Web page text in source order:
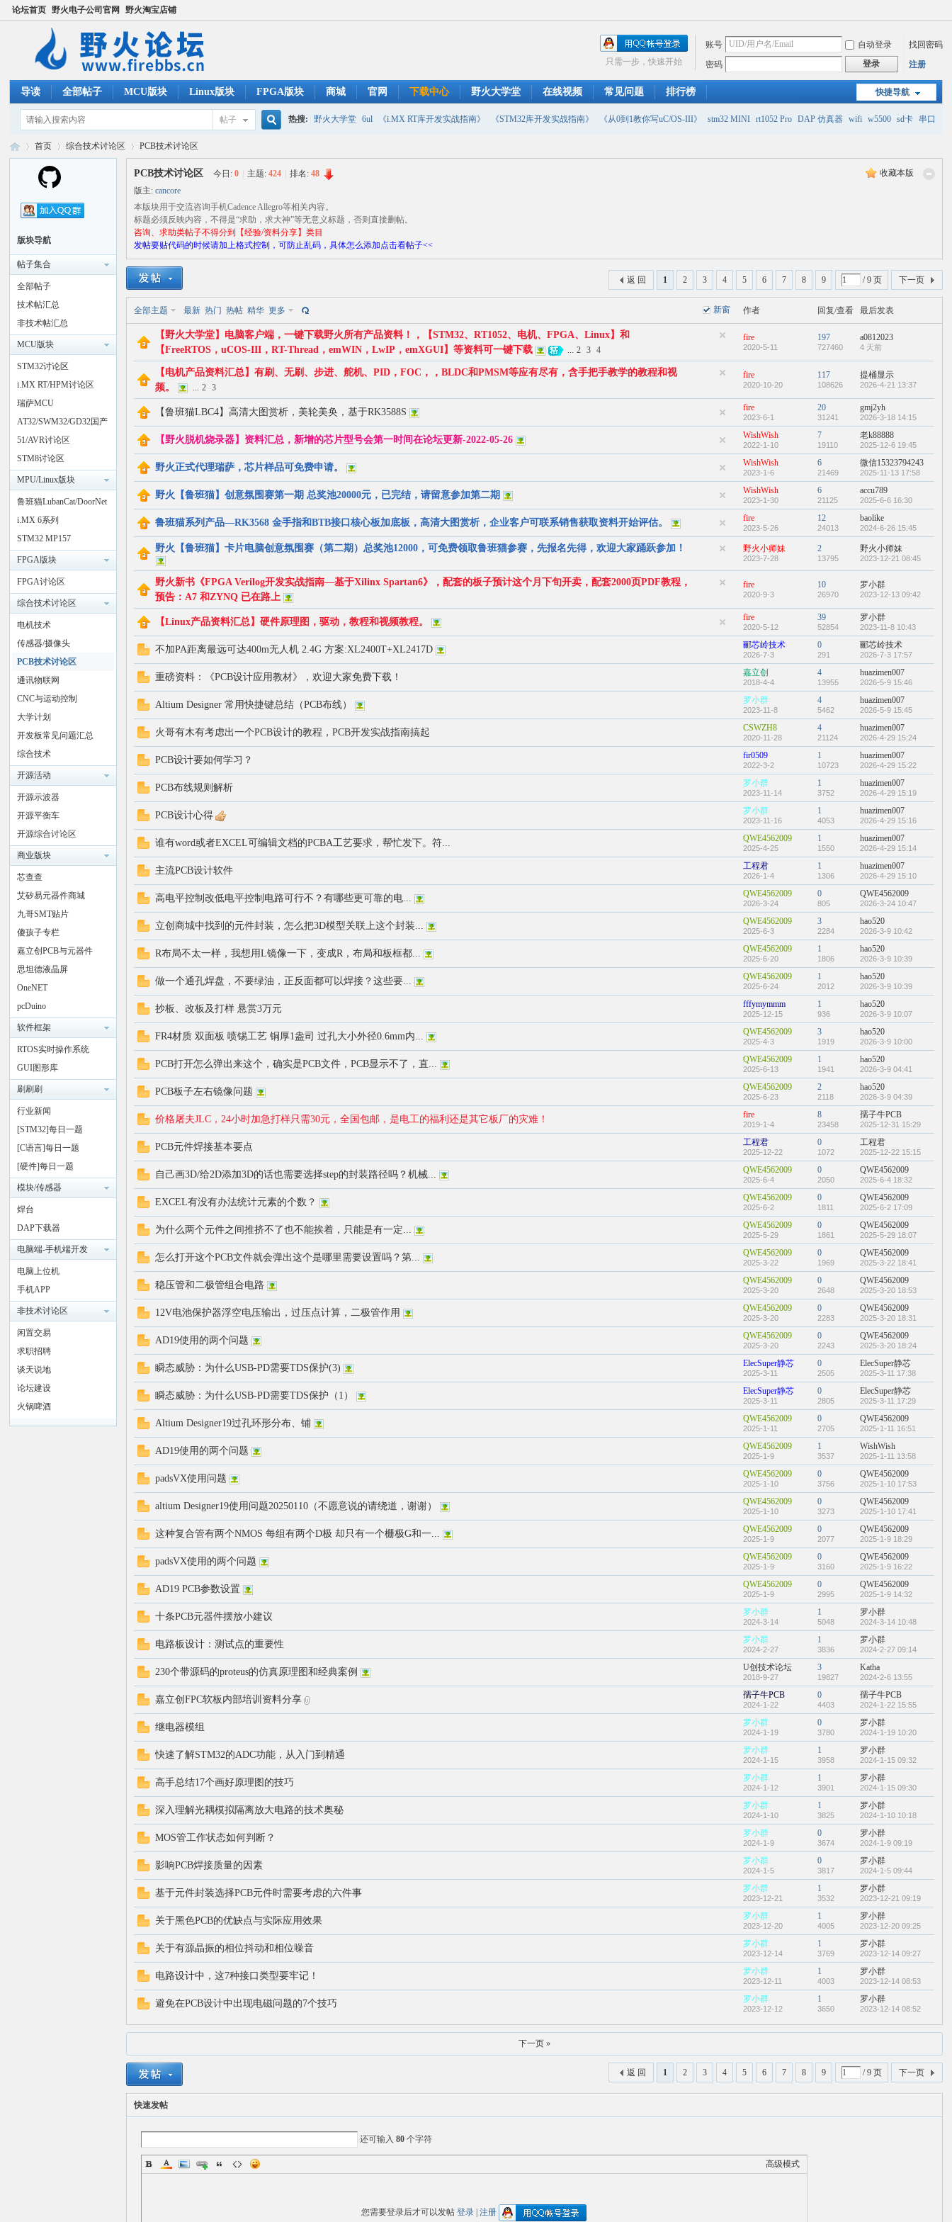
论坛首页 野火电子公司官网 野火淘宝店铺
账号 自动登录
找回密码
密码
登录 注册
只需一步，快速开始
快捷导航
导读 全部帖子 MCU版块 Linux版块 FPGA版块 商城 官网 下载中心 野火大学堂 在线视频 常见问题 排行榜
帖子
索
热搜: 野火大学堂 6ul 《i.MX RT库开发实战指南》 《STM32库开发实战指南》 《从0到1教你写uC/OS-III》 stm32 MINI rt1052 Pro DAP 仿真器 wifi w5500 sd卡 串口
火
电
论
坛
»
首页
›
综合技术讨论区 PCB技术讨论区
版块导航
帖子集合
全部帖子
技术帖汇总
非技术帖汇总
MCU版块
STM32讨论区
i.MX RT/HPM讨论区
瑞萨MCU
AT32/SWM32/GD32国产
32讨论区
51/AVR讨论区
STM8讨论区
MPU/Linux版块
鲁班猫LubanCat/DoorNet
i.MX 6系列
STM32 MP157
FPGA版块
FPGA讨论区
综合技术讨论区
电机技术
传感器/摄像头
PCB技术讨论区
通讯物联网
CNC与运动控制
大学计划
开发板常见问题汇总
综合技术
开源活动
开源示波器
开源平衡车
开源综合讨论区
商业版块
芯查查
艾矽易元器件商城
九哥SMT贴片
傻孩子专栏
嘉立创PCB与元器件
思坦德液晶屏
OneNET
pcDuino
软件框架
RTOS实时操作系统
GUI图形库
刷刷刷
行业新闻
[STM32]每日一题
[C语言]每日一题
[硬件]每日一题
模块/传感器
焊台
DAP下载器
电脑端-手机端开发
电脑上位机
手机APP
非技术讨论区
闲置交易
求职招聘
谈天说地
论坛建设
火锅啤酒
收藏本版
PCB技术讨论区 今日:0 主题:424 排名:48
版主:cancore
本版块用于交流咨询手机Cadence Allegro等相关内容。
标题必须反映内容，不得是“求助，求大神”等无意义标题，否则直接删帖。
咨询、求助类帖子不得分到【经验/资料分享】类目
发帖要贴代码的时候请加上格式控制，可防止乱码，具体怎么添加点击看帖子<<
1 2 3 4 5 6 7 8 9 / 9 页 下一页
返 回
新窗
全部主题 最新 热门 热帖 精华 更多 作者 回复/查看 最后发表
【野火大学堂】电脑客户端，一键下载野火所有产品资料！，【STM32、RT1052、电机、FPGA、Linux】和
【FreeRTOS，uCOS-III，RT-Thread，emWIN，LwIP，emXGUI】等资料可一键下载
... 2 3 4
fire
2020-5-11
197
727460
a0812023
4 天前
【电机产品资料汇总】有刷、无刷、步进、舵机、PID，FOC，，BLDC和PMSM等应有尽有，含手把手教学的教程和视
频。
... 2 3
fire
2020-10-20
117
108626
提桶显示
2026-4-21 13:37
【鲁班猫LBC4】高清大图赏析，美轮美奂，基于RK3588S fire
2023-6-1
20
31241
gmj2yh
2026-3-18 14:15
【野火脱机烧录器】资料汇总，新增的芯片型号会第一时间在论坛更新-2022-05-26 WishWish
2022-1-10
7
19110
老k88888
2025-12-6 19:45
野火正式代理瑞萨，芯片样品可免费申请。 WishWish
2023-1-6
6
21469
微信15323794243
2025-11-13 17:58
野火【鲁班猫】创意氛围赛第一期 总奖池20000元，已完结，请留意参加第二期 WishWish
2023-1-30
6
21125
accu789
2025-6-6 16:30
鲁班猫系列产品—RK3568 金手指和BTB接口核心板加底板，高清大图赏析，企业客户可联系销售获取资料开始评估。 fire
2023-5-26
12
24013
baolike
2024-6-26 15:45
野火【鲁班猫】卡片电脑创意氛围赛（第二期）总奖池12000，可免费领取鲁班猫参赛，先报名先得，欢迎大家踊跃参加！ 野火小师妹
2023-7-28
2
13795
野火小师妹
2023-12-21 08:45
野火新书《FPGA Verilog开发实战指南—基于Xilinx Spartan6》，配套的板子预计这个月下旬开卖，配套2000页PDF教程，
预告：A7 和ZYNQ 已在路上
fire
2020-9-3
10
26970
罗小群
2023-12-13 09:42
【Linux产品资料汇总】硬件原理图，驱动，教程和视频教程。 fire
2020-5-12
39
52854
罗小群
2023-11-8 10:43
不加PA距离最远可达400m无人机 2.4G 方案:XL2400T+XL2417D 郦芯岭技术
2026-7-3
0
291
郦芯岭技术
2026-7-3 17:57
重磅资料：《PCB设计应用教材》，欢迎大家免费下载！ 嘉立创
2018-4-4
4
13955
huazimen007
2026-5-9 15:46
Altium Designer 常用快捷键总结（PCB布线） 罗小群
2023-11-8
4
5462
huazimen007
2026-5-9 15:45
火哥有木有考虑出一个PCB设计的教程，PCB开发实战指南搞起 CSWZH8
2020-11-28
4
21124
huazimen007
2026-4-29 15:24
PCB设计要如何学习？ fir0509
2022-3-2
1
10723
huazimen007
2026-4-29 15:22
PCB布线规则解析 罗小群
2023-11-14
1
3752
huazimen007
2026-4-29 15:19
PCB设计心得 罗小群
2023-11-16
1
4053
huazimen007
2026-4-29 15:16
谁有word或者EXCEL可编辑文档的PCBA工艺要求，帮忙发下。符... QWE4562009
2025-4-25
1
1550
huazimen007
2026-4-29 15:14
主流PCB设计软件 工程君
2026-1-4
1
1306
huazimen007
2026-4-29 15:10
高电平控制改低电平控制电路可行不？有哪些更可靠的电... QWE4562009
2026-3-24
0
805
QWE4562009
2026-3-24 10:47
立创商城中找到的元件封装，怎么把3D模型关联上这个封装... QWE4562009
2025-6-3
3
2284
hao520
2026-3-9 10:42
R布局不太一样，我想用L镜像一下，变成R，布局和板框都... QWE4562009
2025-6-20
1
1806
hao520
2026-3-9 10:39
做一个通孔焊盘，不要绿油，正反面都可以焊接？这些要... QWE4562009
2025-6-24
1
2012
hao520
2026-3-9 10:39
抄板、改板及打样 悬赏3万元 fffymymmm
2025-12-15
1
936
hao520
2026-3-9 10:07
FR4材质 双面板 喷锡工艺 铜厚1盎司 过孔大小外径0.6mm内... QWE4562009
2025-4-3
3
1919
hao520
2026-3-9 10:00
PCB打开怎么弹出来这个，确实是PCB文件，PCB显示不了，直... QWE4562009
2025-6-13
1
1941
hao520
2026-3-9 04:41
PCB板子左右镜像问题 QWE4562009
2025-6-23
2
2118
hao520
2026-3-9 04:39
价格屠夫JLC，24小时加急打样只需30元，全国包邮，是电工的福利还是其它板厂的灾难！ fire
2019-1-4
8
23458
孺子牛PCB
2025-12-31 15:29
PCB元件焊接基本要点 工程君
2025-12-22
0
1072
工程君
2025-12-22 15:15
自己画3D/给2D添加3D的话也需要选择step的封装路径吗？机械... QWE4562009
2025-6-4
0
2050
QWE4562009
2025-6-4 18:32
EXCEL有没有办法统计元素的个数？ QWE4562009
2025-6-2
0
1811
QWE4562009
2025-6-2 17:09
为什么两个元件之间推挤不了也不能挨着，只能是有一定... QWE4562009
2025-5-29
0
1861
QWE4562009
2025-5-29 18:07
怎么打开这个PCB文件就会弹出这个是哪里需要设置吗？第... QWE4562009
2025-3-22
0
1969
QWE4562009
2025-3-22 18:41
稳压管和二极管组合电路 QWE4562009
2025-3-20
0
2648
QWE4562009
2025-3-20 18:53
12V电池保护器浮空电压输出，过压点计算，二极管作用 QWE4562009
2025-3-20
0
2283
QWE4562009
2025-3-20 18:31
AD19使用的两个问题 QWE4562009
2025-3-20
0
2243
QWE4562009
2025-3-20 18:24
瞬态威胁：为什么USB-PD需要TDS保护(3) ElecSuper静芯
2025-3-11
0
2505
ElecSuper静芯
2025-3-11 17:38
瞬态威胁：为什么USB-PD需要TDS保护（1） ElecSuper静芯
2025-3-11
0
2805
ElecSuper静芯
2025-3-11 17:29
Altium Designer19过孔环形分布、铺 QWE4562009
2025-1-11
0
2705
QWE4562009
2025-1-11 16:51
AD19使用的两个问题 QWE4562009
2025-1-9
1
3537
WishWish
2025-1-11 13:58
padsVX使用问题 QWE4562009
2025-1-10
0
3756
QWE4562009
2025-1-10 17:53
altium Designer19使用问题20250110（不愿意说的请绕道，谢谢） QWE4562009
2025-1-10
0
3273
QWE4562009
2025-1-10 17:41
这种复合管有两个NMOS 每组有两个D极 却只有一个栅极G和一... QWE4562009
2025-1-9
0
2077
QWE4562009
2025-1-9 18:29
padsVX使用的两个问题 QWE4562009
2025-1-9
0
3160
QWE4562009
2025-1-9 16:22
AD19 PCB参数设置 QWE4562009
2025-1-9
0
2995
QWE4562009
2025-1-9 14:32
十条PCB元器件摆放小建议 罗小群
2024-3-14
1
5048
罗小群
2024-3-14 10:48
电路板设计：测试点的重要性 罗小群
2024-2-27
1
3836
罗小群
2024-2-27 09:14
230个带源码的proteus的仿真原理图和经典案例 U创技术论坛
2018-9-27
3
19827
Katha
2024-2-6 13:55
嘉立创FPC软板内部培训资料分享 孺子牛PCB
2024-1-22
0
4403
孺子牛PCB
2024-1-22 15:55
继电器模组 罗小群
2024-1-19
0
3780
罗小群
2024-1-19 10:20
快速了解STM32的ADC功能，从入门到精通 罗小群
2024-1-15
1
3958
罗小群
2024-1-15 09:32
高手总结17个画好原理图的技巧 罗小群
2024-1-12
1
3901
罗小群
2024-1-15 09:30
深入理解光耦模拟隔离放大电路的技术奥秘 罗小群
2024-1-10
1
3825
罗小群
2024-1-10 10:18
MOS管工作状态如何判断？ 罗小群
2024-1-9
0
3674
罗小群
2024-1-9 09:19
影响PCB焊接质量的因素 罗小群
2024-1-5
0
3817
罗小群
2024-1-5 09:44
基于元件封装选择PCB元件时需要考虑的六件事 罗小群
2023-12-21
1
3532
罗小群
2023-12-21 09:19
关于黑色PCB的优缺点与实际应用效果 罗小群
2023-12-20
1
4005
罗小群
2023-12-20 09:25
关于有源晶振的相位抖动和相位噪音 罗小群
2023-12-14
1
3769
罗小群
2023-12-14 09:27
电路设计中，这7种接口类型要牢记！ 罗小群
2023-12-11
1
4003
罗小群
2023-12-14 08:53
避免在PCB设计中出现电磁问题的7个技巧 罗小群
2023-12-12
1
3650
罗小群
2023-12-14 08:52
下一页 »
1 2 3 4 5 6 7 8 9 / 9 页 下一页
返 回
快速发帖
还可输入80 个字符
高级模式
您需要登录后才可以发帖登录 |注册